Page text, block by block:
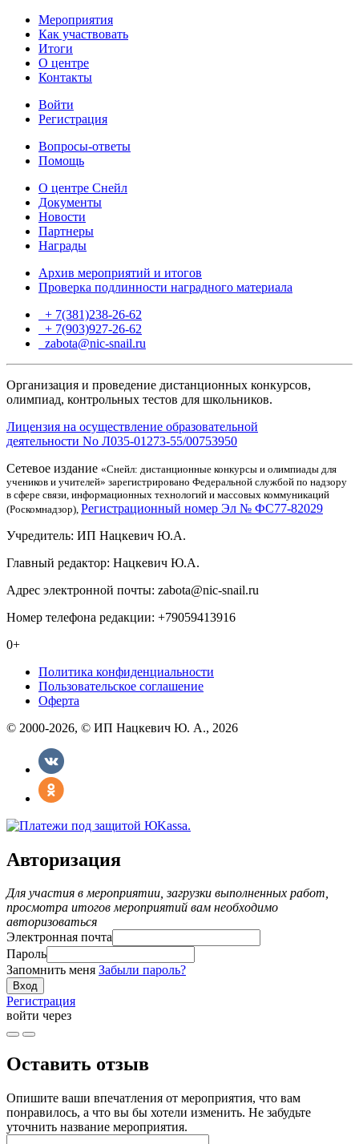
Мероприятия
Как участвовать
Итоги
О центре
Контакты
Войти
Регистрация
Вопросы-ответы
Помощь
О центре Снейл
Документы
Новости
Партнеры
Награды
Архив мероприятий и итогов
Проверка подлинности наградного материала
+ 7(381)238-26-62
+ 7(903)927-26-62
zabota@nic-snail.ru
Организация и проведение дистанционных конкурсов,
олимпиад, контрольных тестов для школьников.
Лицензия на осуществление образовательной
деятельности No Л035-01273-55/00753950
Сетевое издание «Снейл: дистанционные конкурсы и олимпиады для
учеников и учителей» зарегистрировано Федеральной службой по надзору
в сфере связи, информационных технологий и массовых коммуникаций
(Роскомнадзор), Регистрационный номер Эл № ФС77-82029
Учредитель: ИП Нацкевич Ю.А.
Главный редактор: Нацкевич Ю.А.
Адрес электронной почты: zabota@nic-snail.ru
Номер телефона редакции: +79059413916
0+
Политика конфиденциальности
Пользовательское соглашение
Оферта
© 2000-2026, © ИП Нацкевич Ю. А., 2026
Авторизация
Для участия в мероприятии, загрузки выполненных работ,
просмотра итогов мероприятий вам необходимо
авторизоваться
Электронная почта
Пароль
Запомнить меня Забыли пароль?
Регистрация
войти через
Оставить отзыв
Опишите ваши впечатления от мероприятия, что вам
понравилось, а что вы бы хотели изменить. Не забудьте
уточнить название мероприятия.